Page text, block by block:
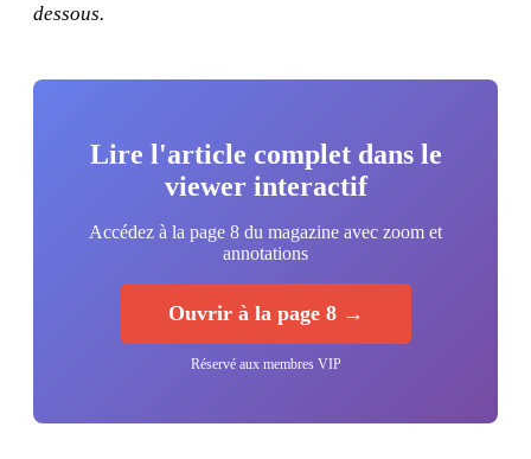
dessous.
Lire l'article complet dans le
viewer interactif
Accédez à la page 8 du magazine avec zoom et
annotations
Ouvrir à la page 8 →
Réservé aux membres VIP